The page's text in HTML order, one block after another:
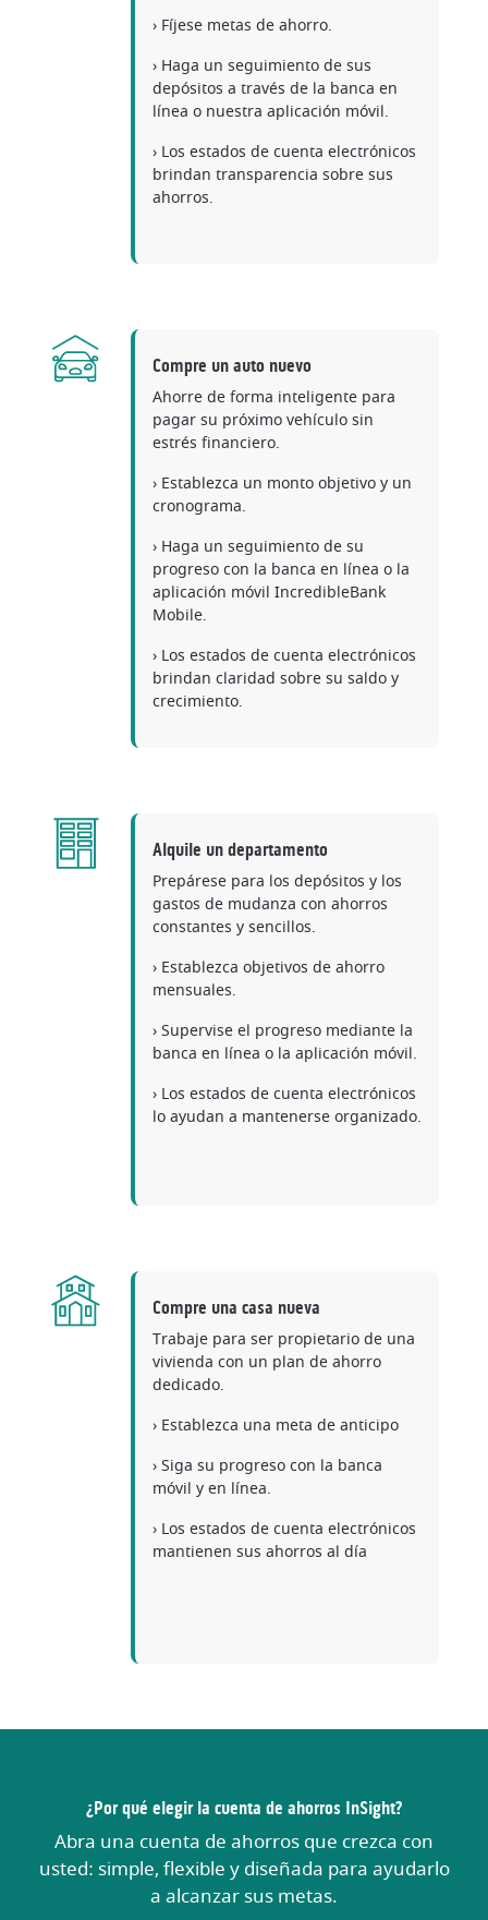
› Fíjese metas de ahorro.
› Haga un seguimiento de sus
depósitos a través de la banca en
línea o nuestra aplicación móvil.
› Los estados de cuenta electrónicos
brindan transparencia sobre sus
ahorros.
Compre un auto nuevo
Ahorre de forma inteligente para
pagar su próximo vehículo sin
estrés financiero.
› Establezca un monto objetivo y un
cronograma.
› Haga un seguimiento de su
progreso con la banca en línea o la
aplicación móvil IncredibleBank
Mobile.
› Los estados de cuenta electrónicos
brindan claridad sobre su saldo y
crecimiento.
Alquile un departamento
Prepárese para los depósitos y los
gastos de mudanza con ahorros
constantes y sencillos.
› Establezca objetivos de ahorro
mensuales.
› Supervise el progreso mediante la
banca en línea o la aplicación móvil.
› Los estados de cuenta electrónicos
lo ayudan a mantenerse organizado.
Compre una casa nueva
Trabaje para ser propietario de una
vivienda con un plan de ahorro
dedicado.
› Establezca una meta de anticipo
› Siga su progreso con la banca
móvil y en línea.
› Los estados de cuenta electrónicos
mantienen sus ahorros al día
¿Por qué elegir la cuenta de ahorros InSight?
Abra una cuenta de ahorros que crezca con
usted: simple, flexible y diseñada para ayudarlo
a alcanzar sus metas.